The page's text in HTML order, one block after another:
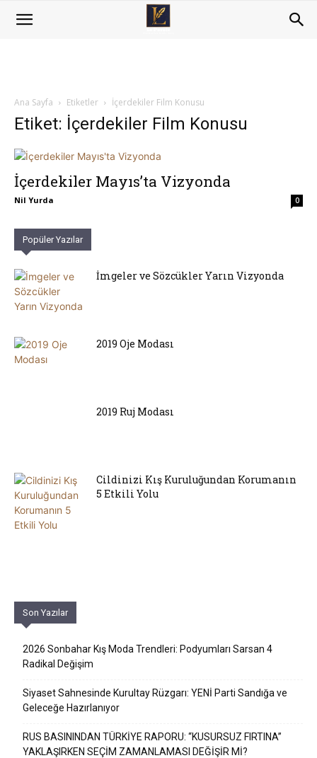
Ana Sayfa Etiketler İçerdekiler Film Konusu
Etiket: İçerdekiler Film Konusu
İçerdekiler Mayıs’ta Vizyonda
Nil Yurda 0
Popüler Yazılar
İmgeler ve Sözcükler Yarın Vizyonda
2019 Oje Modası
2019 Ruj Modası
Cildinizi Kış Kuruluğundan Korumanın
5 Etkili Yolu
Son Yazılar
2026 Sonbahar Kış Moda Trendleri: Podyumları Sarsan 4
Radikal Değişim
Siyaset Sahnesinde Kurultay Rüzgarı: YENİ Parti Sandığa ve
Geleceğe Hazırlanıyor
RUS BASININDAN TÜRKİYE RAPORU: “KUSURSUZ FIRTINA”
YAKLAŞIRKEN SEÇİM ZAMANLAMASI DEĞİŞİR Mİ?